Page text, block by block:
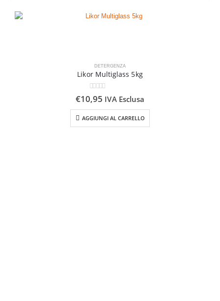
DETERGENZA
Likor Multiglass 5kg
0 Su 5
€10,95 IVA Esclusa
AGGIUNGI AL CARRELLO